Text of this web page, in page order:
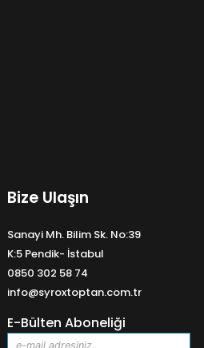
Bize Ulaşın
Sanayi Mh. Bilim Sk. No:39
K:5 Pendik- İstabul
0850 302 58 74
info@syroxtoptan.com.tr
E-Bülten Aboneliği